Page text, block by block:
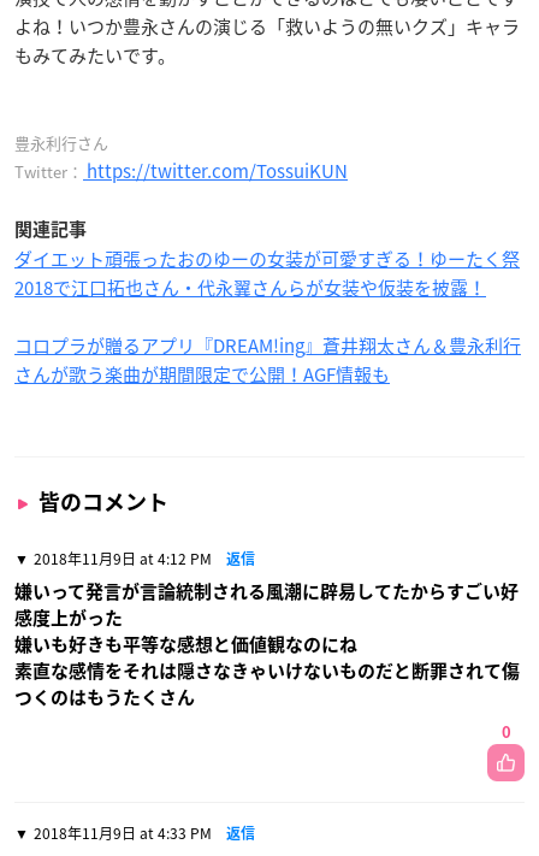
よね！いつか豊永さんの演じる「救いようの無いクズ」キャラ
もみてみたいです。
豊永利行さん
Twitter： https://twitter.com/TossuiKUN
関連記事
ダイエット頑張ったおのゆーの女装が可愛すぎる！ゆーたく祭
2018で江口拓也さん・代永翼さんらが女装や仮装を披露！
コロプラが贈るアプリ『DREAM!ing』蒼井翔太さん＆豊永利行
さんが歌う楽曲が期間限定で公開！AGF情報も
皆のコメント
2018年11月9日 at 4:12 PM 返信
嫌いって発言が言論統制される風潮に辟易してたからすごい好
感度上がった
嫌いも好きも平等な感想と価値観なのにね
素直な感情をそれは隠さなきゃいけないものだと断罪されて傷
つくのはもうたくさん
0
2018年11月9日 at 4:33 PM 返信